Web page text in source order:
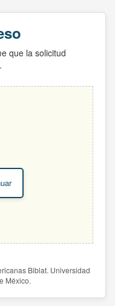
que la solicitud
Biblat. Universidad
México.